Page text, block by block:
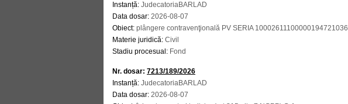
Instanță: JudecatoriaBARLAD
Data dosar: 2026-08-07
Obiect: plângere contravenţională PV SERIA 10002611100000194721036
Materie juridică: Civil
Stadiu procesual: Fond
Nr. dosar: 7213/189/2026
Instanță: JudecatoriaBARLAD
Data dosar: 2026-08-07